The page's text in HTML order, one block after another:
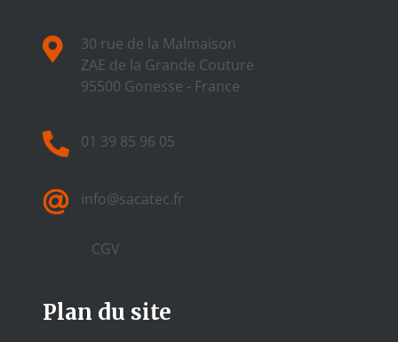
30 rue de la Malmaison
ZAE de la Grande Couture
95500 Gonesse - France
01 39 85 96 05
info@sacatec.fr
CGV
Plan du site